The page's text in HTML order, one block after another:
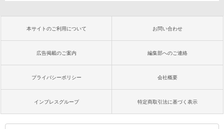
本サイトのご利用について お問い合わせ
広告掲載のご案内 編集部へのご連絡
プライバシーポリシー 会社概要
インプレスグループ 特定商取引法に基づく表示